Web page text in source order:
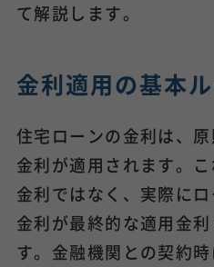
て解説します。
金利適用の基本
住宅ローンの金利は、
金利が適用されます。
金利ではなく、実際に
金利が最終的な適用金
す。金融機関との契約